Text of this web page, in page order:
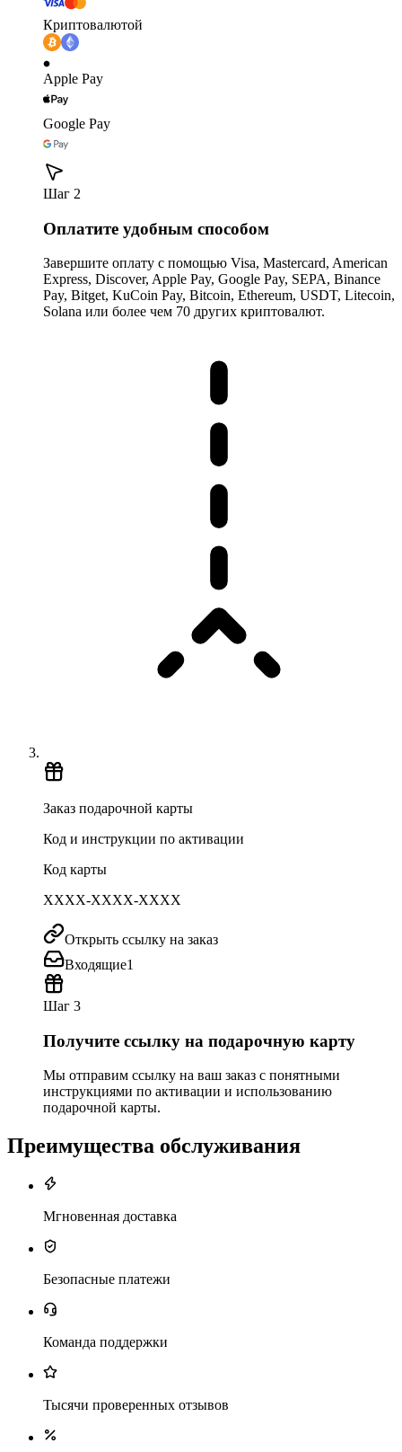
Криптовалютой
Apple Pay
Google Pay
Шаг 2
Оплатите удобным способом
Завершите оплату с помощью Visa, Mastercard, American
Express, Discover, Apple Pay, Google Pay, SEPA, Binance
Pay, Bitget, KuCoin Pay, Bitcoin, Ethereum, USDT, Litecoin,
Solana или более чем 70 других криптовалют.
Заказ подарочной карты
Код и инструкции по активации
Код карты
XXXX-XXXX-XXXX
Открыть ссылку на заказ
Входящие1
Шаг 3
Получите ссылку на подарочную карту
Мы отправим ссылку на ваш заказ с понятными
инструкциями по активации и использованию
подарочной карты.
Преимущества обслуживания
Мгновенная доставка
Безопасные платежи
Команда поддержки
Тысячи проверенных отзывов